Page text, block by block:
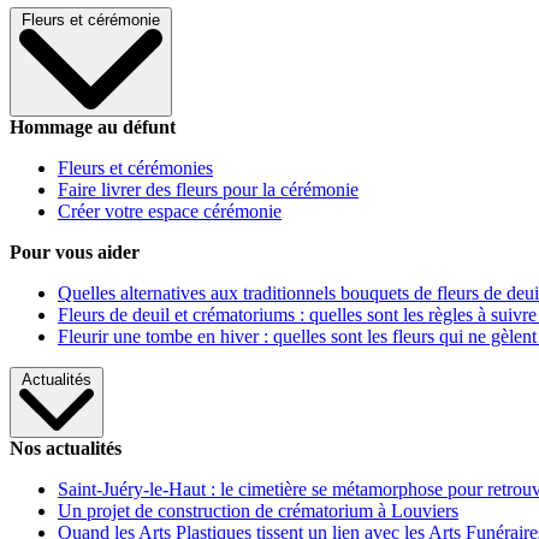
Fleurs et cérémonie
Hommage au défunt
Fleurs et cérémonies
Faire livrer des fleurs pour la cérémonie
Créer votre espace cérémonie
Pour vous aider
Quelles alternatives aux traditionnels bouquets de fleurs de
Fleurs de deuil et crématoriums : quelles sont les règles à
Fleurir une tombe en hiver : quelles sont les fleurs qui ne gèlent
Actualités
Nos actualités
Saint-Juéry-le-Haut : le cimetière se métamorphose pour
Un projet de construction de crématorium à Louviers
Quand les Arts Plastiques tissent un lien avec les Arts